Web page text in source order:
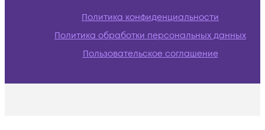
Политика конфиденциальности
Политика обработки персональных данных
Пользовательское соглашение